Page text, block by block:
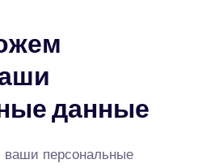
данные
персональные